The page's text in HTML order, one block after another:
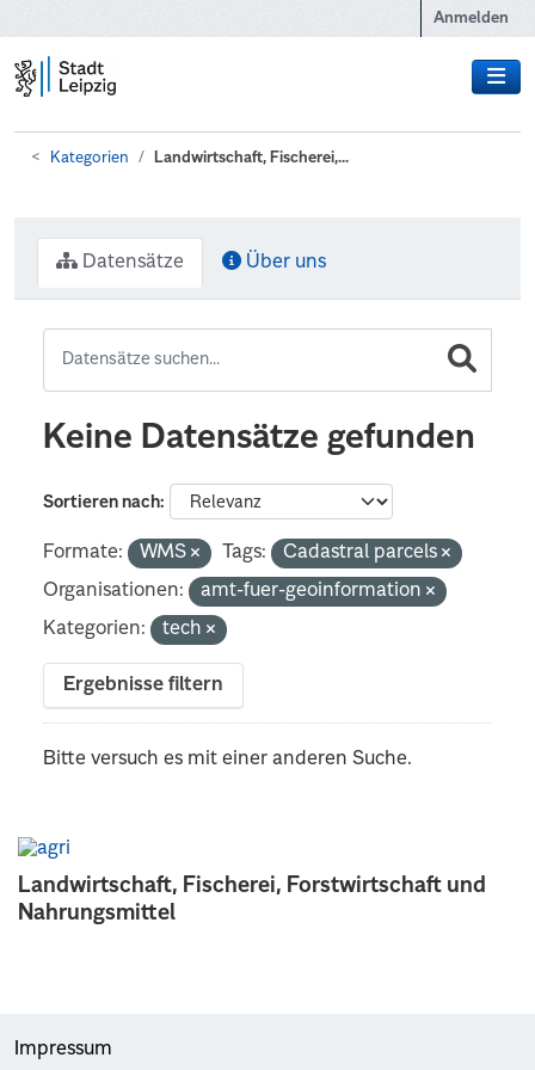
Anmelden
Kategorien Landwirtschaft, Fischerei,...
Landwirtschaft, Fischerei, Forstwirtschaft und
Nahrungsmittel
Datensätze Über uns
Keine Datensätze gefunden
Sortieren nach
Formate: WMS Tags:
Cadastral parcels
Organisationen:
amt-fuer-geoinformation
Kategorien:
tech
Ergebnisse filtern
Bitte versuch es mit einer anderen Suche.
Impressum